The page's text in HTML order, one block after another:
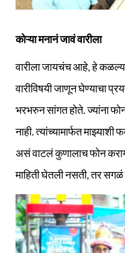
कोऱ्या मनानं जावं वारीला
वारीला जायचंच आहे, हे
वारीविषयी जाणून घेण्याचा
भरभरुन सांगत होते. ज्यांना
नाही. त्यांच्यामार्फत
असं वाटलं कुणालाच फोन
माहिती घेतली नसती, तर